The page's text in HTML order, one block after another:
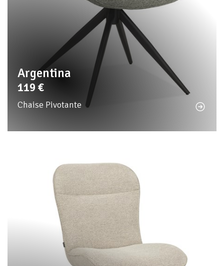
Argentina
119 €
Chaise Pivotante